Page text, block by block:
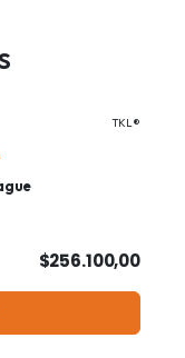
TKL®
$256.100,00